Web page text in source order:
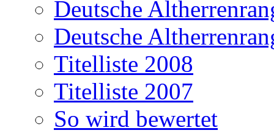
Deutsche
Deutsche
Titelliste 2008
Titelliste 2007
So wird bewertet